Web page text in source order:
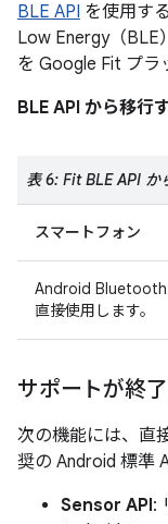
BLE API を使用す
Low Energy（BLE
を Google Fit プラ
BLE API から移行
表 6: Fit BLE API か
スマートフォン
Android Bluetooth
直接使用します。
サポートが終
次の機能には、直
奨の Android 標準
Sensor API: